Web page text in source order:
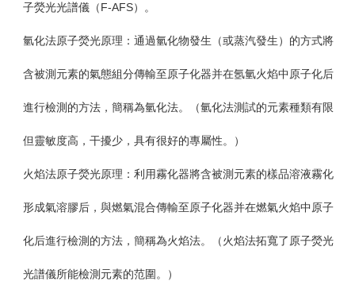
子熒光光譜儀 （F-AFS）。
氫化法原子熒光原理： 通過氫化物發生（或蒸汽發生）的方式將
含被測元素的氣態組分傳輸至原子化器并在氬氫火焰中原子化后
進行檢測的方法，簡稱為氫化法。（氫化法測試的元素種類有限
但靈敏度高，干擾少，具有很好的專屬性。）
火焰法原子熒光原理： 利用霧化器將含被測元素的樣品溶液霧化
形成氣溶膠后，與燃氣混合傳輸至原子化器并在燃氣火焰中原子
化后進行檢測的方法，簡稱為火焰法。（火焰法拓寬了原子熒光
光譜儀所能檢測元素的范圍。）